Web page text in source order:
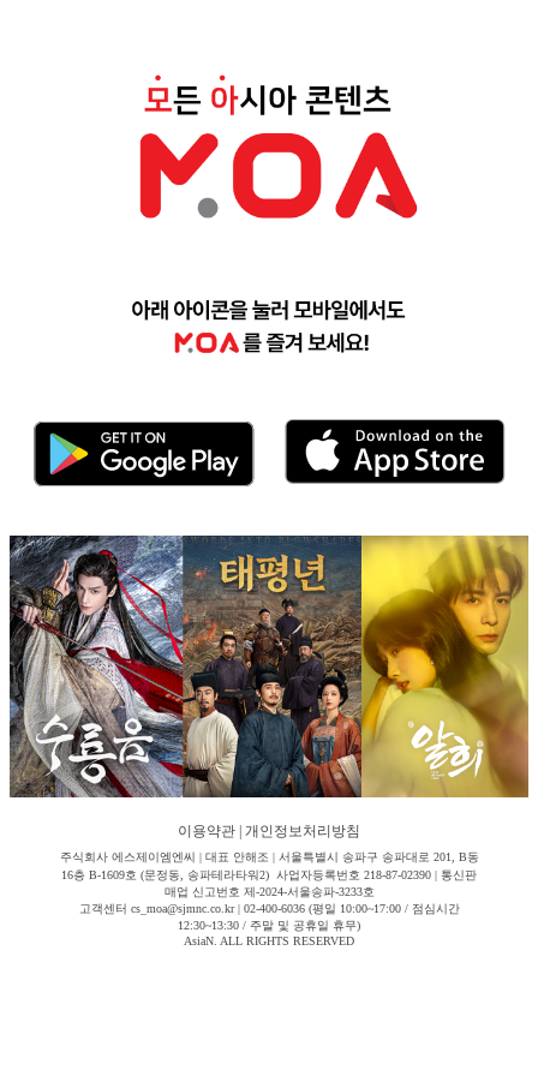
이용약관 개인정보처리방침
주식회사 에스제이엠엔씨 | 대표 안해조 | 서울특별시 송파구 송파대로 201, B동
16층 B-1609호 (문정동, 송파테라타워2) 사업자등록번호 218-87-02390 | 통신판
매업 신고번호 제-2024-서울송파-3233호
고객센터 cs_moa@sjmnc.co.kr | 02-400-6036 (평일 10:00~17:00 / 점심시간
12:30~13:30 / 주말 및 공휴일 휴무)
AsiaN. ALL RIGHTS RESERVED